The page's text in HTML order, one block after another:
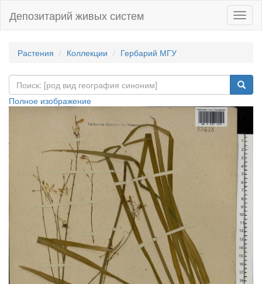
Депозитарий живых систем
Растения Коллекции Гербарий МГУ
Полное изображение